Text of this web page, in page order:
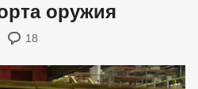
оружия
18